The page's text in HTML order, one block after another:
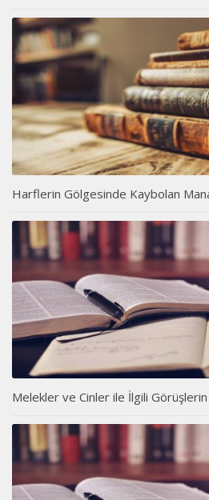
Harflerin Gölgesinde Kaybolan
Melekler ve Cinler ile İlgili Görüşlerin